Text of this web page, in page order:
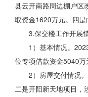
县云开南路周边棚户区
取资金1620万元。四
3.保交楼工作开展
1）基本情况。
位专项借款资金5040万
2）房屋交付情况
二是开阳新天地项目，